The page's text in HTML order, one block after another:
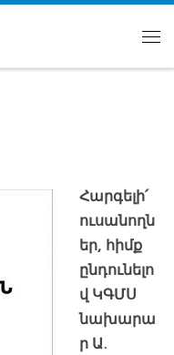
Հարգելի՛
ուսանողն
եր, հիմք
ընդունելո
վ ԿԳՄՍ
նախարա
ր Ա.